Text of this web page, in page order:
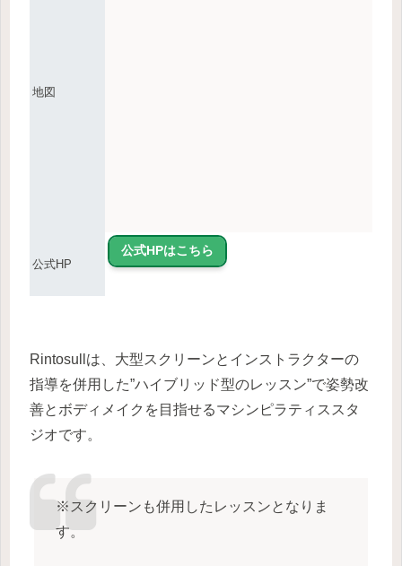
地図
公式HP
公式HPはこちら
Rintosullは、大型スクリーンとインストラクターの
指導を併用した”ハイブリッド型のレッスン”で姿勢改
善とボディメイクを目指せるマシンピラティススタ
ジオです。
※スクリーンも併用したレッスンとなりま
す。